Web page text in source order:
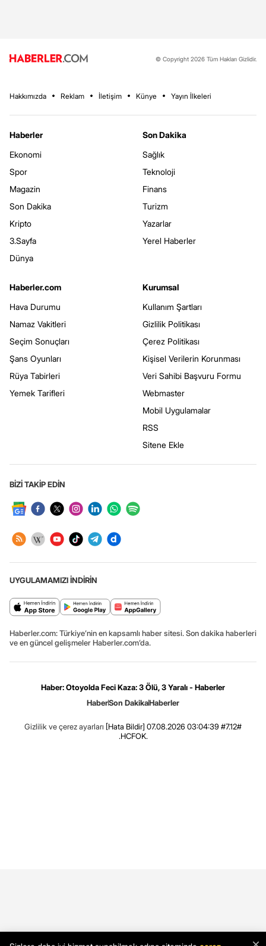
© Copyright 2026 Tüm Hakları Gizlidir.
Hakkımızda Reklam İletişim Künye Yayın İlkeleri
Haberler
Ekonomi
Spor
Magazin
Son Dakika
Kripto
3.Sayfa
Dünya
Son Dakika
Sağlık
Teknoloji
Finans
Turizm
Yazarlar
Yerel Haberler
Haberler.com
Hava Durumu
Namaz Vakitleri
Seçim Sonuçları
Şans Oyunları
Rüya Tabirleri
Yemek Tarifleri
Kurumsal
Kullanım Şartları
Gizlilik Politikası
Çerez Politikası
Kişisel Verilerin Korunması
Veri Sahibi Başvuru Formu
Webmaster
Mobil Uygulamalar
RSS
Sitene Ekle
BİZİ TAKİP EDİN
UYGULAMAMIZI İNDİRİN
Haberler.com: Türkiye’nin en kapsamlı haber sitesi. Son dakika haberleri
ve en güncel gelişmeler Haberler.com’da.
Haber: Otoyolda Feci Kaza: 3 Ölü, 3 Yaralı - Haberler
HaberSon DakikaHaberler
Gizlilik ve çerez ayarları [Hata Bildir] 07.08.2026 03:04:39 #7.12#
.HCFOK.